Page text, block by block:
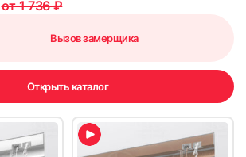
30
от 1 736 ₽
Вызов замерщика
Открыть каталог